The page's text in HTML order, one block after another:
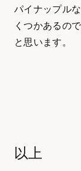
パイナップル
くつかあるの
と思います。
以上